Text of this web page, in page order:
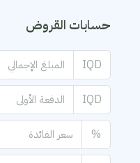
حسابات القروض
IQD
IQD
%